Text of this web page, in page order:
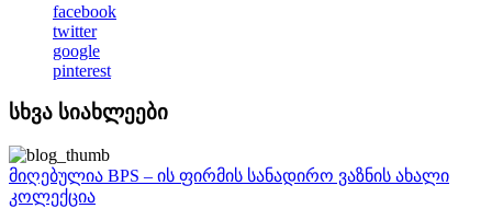
facebook
twitter
google
pinterest
სხვა სიახლეები
მიღებულია BPS – ის ფირმის სანადირო ვაზნის ახალი
კოლექცია